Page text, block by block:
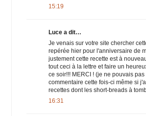
15:19
Luce a dit…
Je venais sur votre site chercher
repérée hier pour l'anniversaire de
justement cette recette est à
tout ceci à la lettre et faire un
ce soir!!! MERCI ! (je ne pouvais
commentaire cette fois-ci même si
recettes dont les short-breads à
16:31